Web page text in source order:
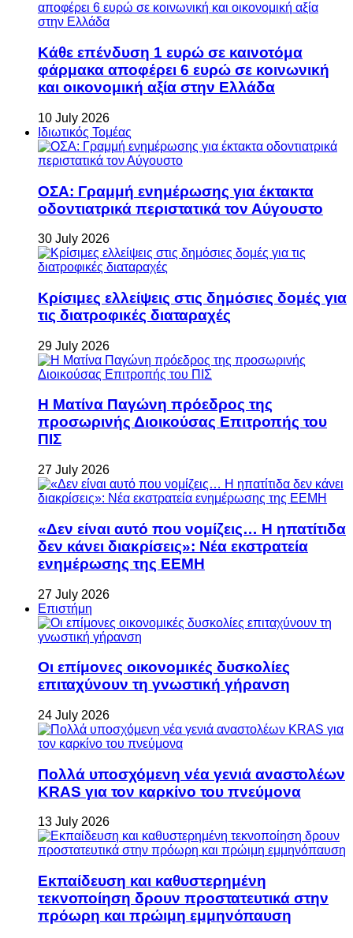
Κάθε επένδυση 1 ευρώ σε καινοτόμα
φάρμακα αποφέρει 6 ευρώ σε κοινωνική
και οικονομική αξία στην Ελλάδα
10 July 2026
Ιδιωτικός Τομέας
ΟΣΑ: Γραμμή ενημέρωσης για έκτακτα
οδοντιατρικά περιστατικά τον Αύγουστο
30 July 2026
Κρίσιμες ελλείψεις στις δημόσιες δομές για
τις διατροφικές διαταραχές
29 July 2026
Η Ματίνα Παγώνη πρόεδρος της
προσωρινής Διοικούσας Επιτροπής του
ΠΙΣ
27 July 2026
«Δεν είναι αυτό που νομίζεις… Η ηπατίτιδα
δεν κάνει διακρίσεις»: Νέα εκστρατεία
ενημέρωσης της ΕΕΜΗ
27 July 2026
Επιστήμη
Οι επίμονες οικονομικές δυσκολίες
επιταχύνουν τη γνωστική γήρανση
24 July 2026
Πολλά υποσχόμενη νέα γενιά αναστολέων
KRAS για τον καρκίνο του πνεύμονα
13 July 2026
Εκπαίδευση και καθυστερημένη
τεκνοποίηση δρουν προστατευτικά στην
πρόωρη και πρώιμη εμμηνόπαυση